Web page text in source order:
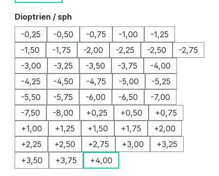
Dioptrien / sph
-0,25
-0,50 -0,75 -1,00
-1,25
-1,50
-1,75 -2,00 -2,25 -2,50
-2,75
-3,00
-3,25 -3,50 -3,75
-4,00
-4,25
-4,50 -4,75 -5,00
-5,25
-5,50
-5,75 -6,00 -6,50
-7,00
-7,50
-8,00 +0,25 +0,50
+0,75
+1,00
+1,25 +1,50 +1,75
+2,00
+2,25
+2,50 +2,75 +3,00
+3,25
+3,50
+3,75 +4,00